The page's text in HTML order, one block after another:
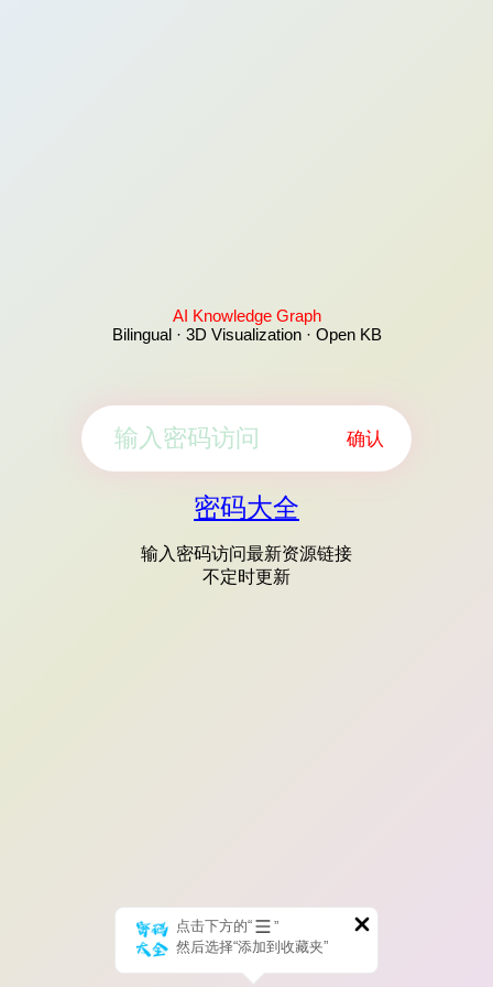
AI Knowledge Graph
Bilingual · 3D Visualization · Open KB
确认
密码大全
输入密码访问最新资源链接
不定时更新
点击下方的“
”
然后选择“添加到收藏夹”